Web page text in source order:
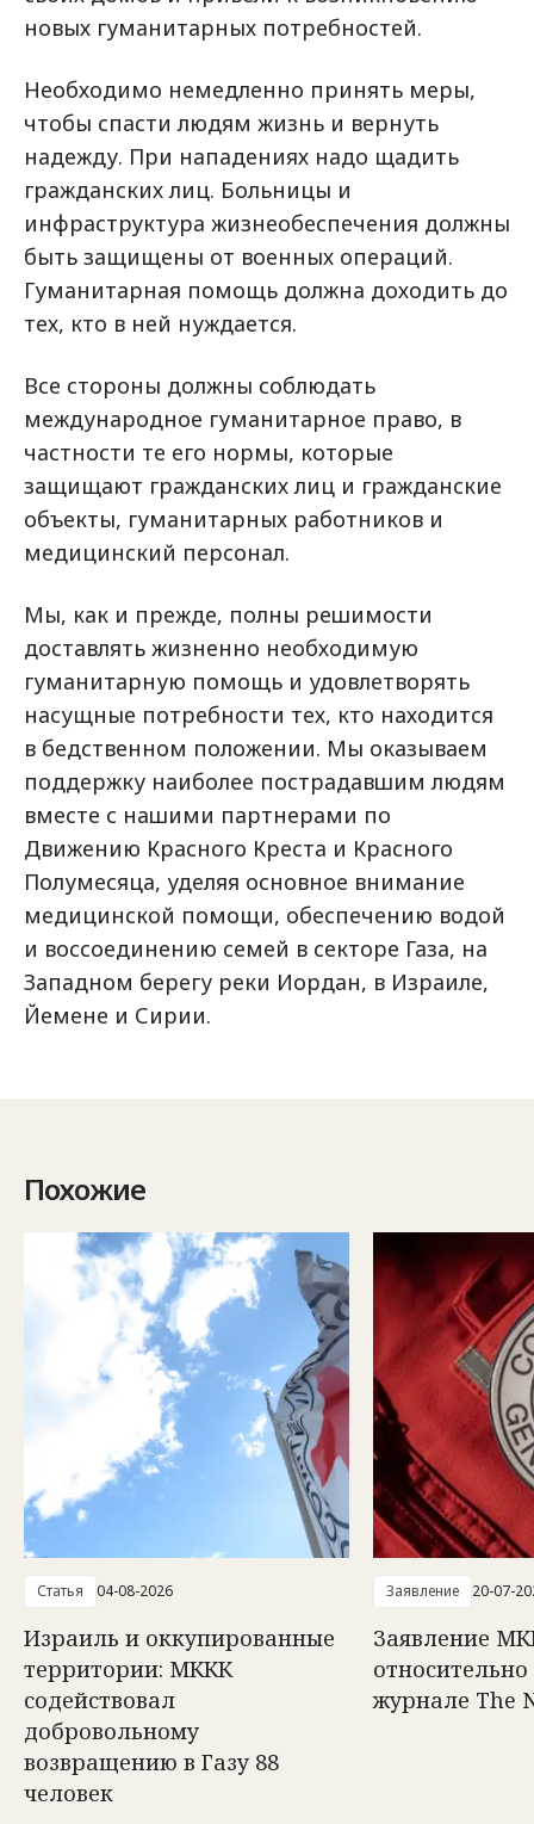
новых гуманитарных потребностей.
Необходимо немедленно принять меры,
чтобы спасти людям жизнь и вернуть
надежду. При нападениях надо щадить
гражданских лиц. Больницы и
инфраструктура жизнеобеспечения должны
быть защищены от военных операций.
Гуманитарная помощь должна доходить до
тех, кто в ней нуждается.
Все стороны должны соблюдать
международное гуманитарное право, в
частности те его нормы, которые
защищают гражданских лиц и гражданские
объекты, гуманитарных работников и
медицинский персонал.
Мы, как и прежде, полны решимости
доставлять жизненно необходимую
гуманитарную помощь и удовлетворять
насущные потребности тех, кто находится
в бедственном положении. Мы оказываем
поддержку наиболее пострадавшим людям
вместе с нашими партнерами по
Движению Красного Креста и Красного
Полумесяца, уделяя основное внимание
медицинской помощи, обеспечению водой
и воссоединению семей в секторе Газа, на
Западном берегу реки Иордан, в Израиле,
Йемене и Сирии.
Похожие
Статья 04-08-2026
Израиль и оккупированные
территории: МККК
содействовал
добровольному
возвращению в Газу 88
человек
Заявление 20-07-
Заявление
относительно
журнале The